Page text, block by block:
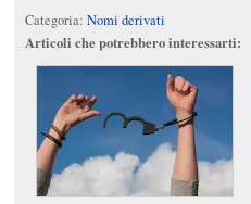
Categoria: Nomi derivati
Articoli che potrebbero interessarti: